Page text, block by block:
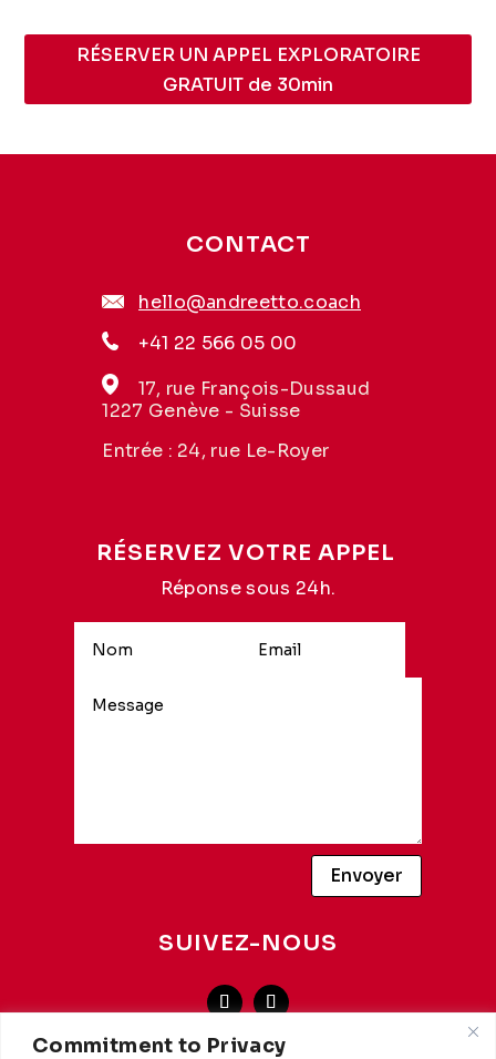
Commitment to Privacy
RÉSERVER UN APPEL EXPLORATOIRE
GRATUIT de 30min
CONTACT
hello@andreetto.coach
+41 22 566 05 00
17, rue François-Dussaud
1227 Genève - Suisse
Entrée : 24, rue Le-Royer
RÉSERVEZ VOTRE APPEL
Réponse sous 24h.
Envoyer
SUIVEZ-NOUS
LANGUE